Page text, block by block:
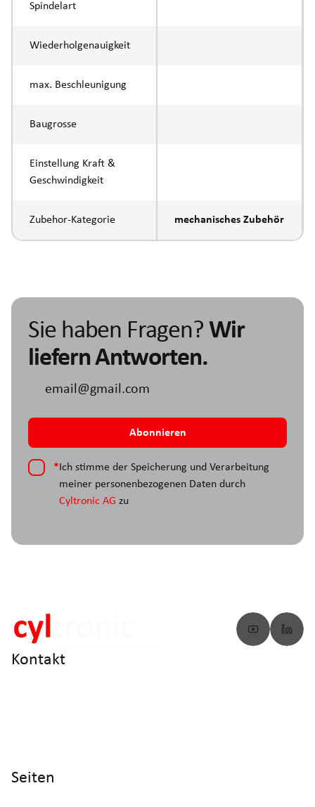
Spindelart
Wiederholgenauigkeit
max. Beschleunigung
Baugrosse
Einstellung Kraft &
Geschwindigkeit
Zubehor-Kategorie mechanisches Zubehör
Sie haben Fragen? Wir
liefern Antworten.
* Ich stimme der Speicherung und Verarbeitung
meiner personenbezogenen Daten durch
Cyltronic AG zu
Kontakt
Seiten